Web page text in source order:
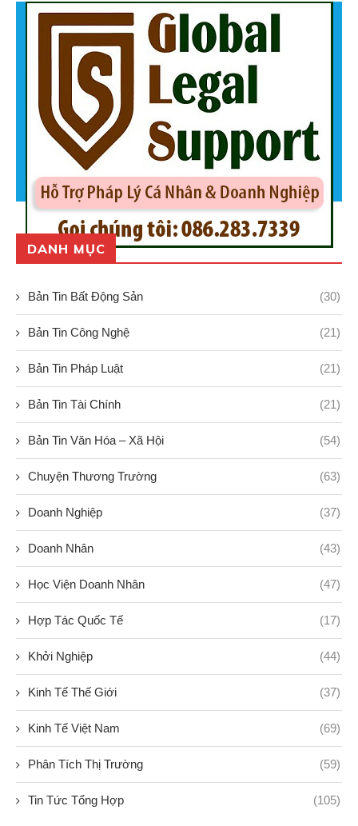
DANH MỤC
Bản Tin Bất Động Sản (30)
Bản Tin Công Nghệ (21)
Bản Tin Pháp Luật (21)
Bản Tin Tài Chính (21)
Bản Tin Văn Hóa – Xã Hội (54)
Chuyện Thương Trường (63)
Doanh Nghiệp (37)
Doanh Nhân (43)
Học Viện Doanh Nhân (47)
Hợp Tác Quốc Tế (17)
Khởi Nghiệp (44)
Kinh Tế Thế Giới (37)
Kinh Tế Việt Nam (69)
Phân Tích Thị Trường (59)
Tin Tức Tổng Hợp (105)